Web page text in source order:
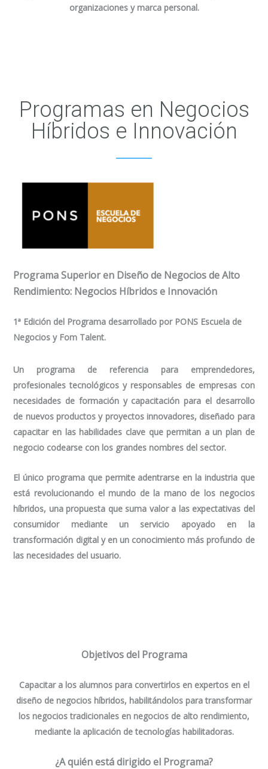
organizaciones y marca personal.
Programas en Negocios
Híbridos e Innovación
Programa Superior en Diseño de Negocios de Alto
Rendimiento: Negocios Híbridos e Innovación
1ª Edición del Programa desarrollado por PONS Escuela de
Negocios y Fom Talent.
Un programa de referencia para emprendedores,
profesionales tecnológicos y responsables de empresas con
necesidades de formación y capacitación para el desarrollo
de nuevos productos y proyectos innovadores, diseñado para
capacitar en las habilidades clave que permitan a un plan de
negocio codearse con los grandes nombres del sector.
El único programa que permite adentrarse en la industria que
está revolucionando el mundo de la mano de los negocios
híbridos, una propuesta que suma valor a las expectativas del
consumidor mediante un servicio apoyado en la
transformación digital y en un conocimiento más profundo de
las necesidades del usuario.
Objetivos del Programa
Capacitar a los alumnos para convertirlos en expertos en el
diseño de negocios híbridos, habilitándolos para transformar
los negocios tradicionales en negocios de alto rendimiento,
mediante la aplicación de tecnologías habilitadoras.
¿A quién está dirigido el Programa?